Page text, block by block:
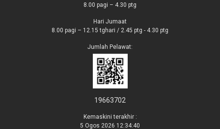
8.00 pagi – 4.30 ptg
Hari Jumaat
8.00 pagi – 12.15 tghari / 2.45 ptg - 4.30 ptg
Jumlah Pelawat:
19663702
Kemaskini terakhir :
5 Ogos 2026 12:34:40